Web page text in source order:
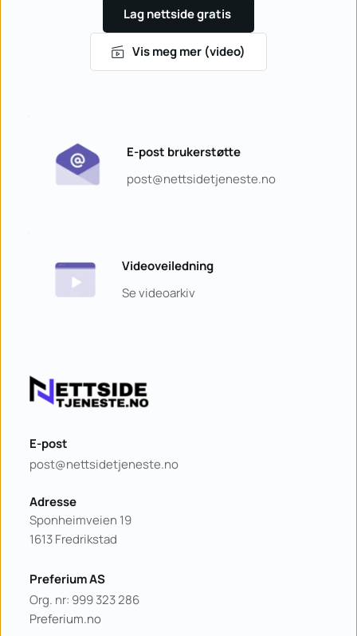
Lag nettside gratis
Vis meg mer (video)
E-post brukerstøtte
post@nettsidetjeneste.no
Videoveiledning
Se videoarkiv
E-post
post@nettsidetjeneste.no
Adresse
Sponheimveien 19
1613 Fredrikstad
Preferium AS
Org. nr: 999 323 286
Preferium.no